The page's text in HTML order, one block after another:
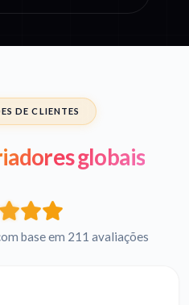
DE CLIENTES
globais
base em 211 avaliações